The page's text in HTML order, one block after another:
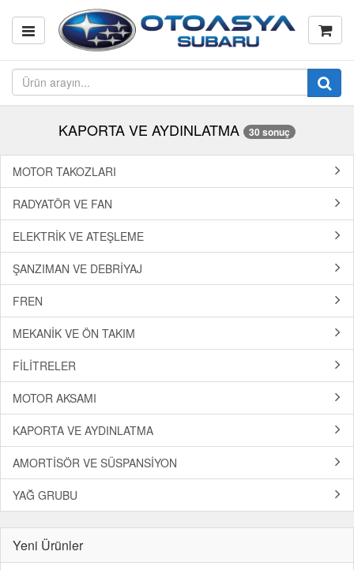
KAPORTA VE AYDINLATMA 30 sonuç
MOTOR TAKOZLARI
RADYATÖR VE FAN
ELEKTRİK VE ATEŞLEME
ŞANZIMAN VE DEBRİYAJ
FREN
MEKANİK VE ÖN TAKIM
FİLİTRELER
MOTOR AKSAMI
KAPORTA VE AYDINLATMA
AMORTİSÖR VE SÜSPANSİYON
YAĞ GRUBU
Yeni Ürünler